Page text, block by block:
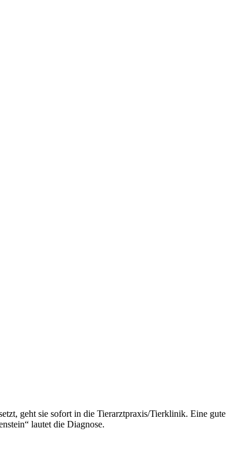
geht sie sofort in die Tierarztpraxis/Tierklinik. Eine gute
lautet die Diagnose.